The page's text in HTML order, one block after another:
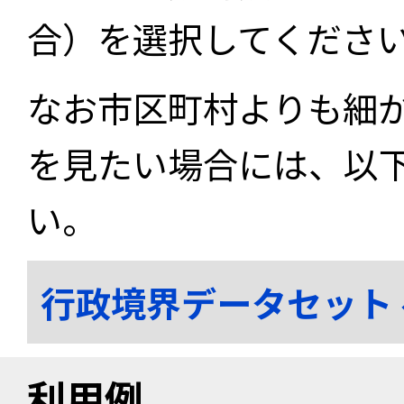
合）を選択してくださ
なお市区町村よりも細
を見たい場合には、以
い。
行政境界データセッ